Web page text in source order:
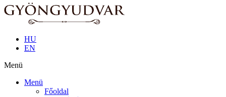
HU
EN
Menü
Menü
Főoldal